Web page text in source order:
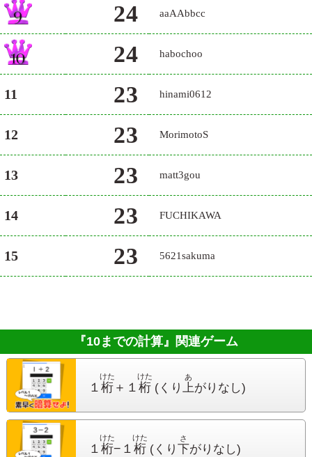
24 aaAAbbcc
24 habochoo
11 23 hinami0612
12 23 MorimotoS
13 23 matt3gou
14 23 FUCHIKAWA
15 23 5621sakuma
『10までの計算』 関連ゲーム
１ 桁
けた
＋１ 桁
けた
(くり 上
あ
がり なし)
１ 桁
けた
−１ 桁
けた
(くり 下
さ
がり なし)